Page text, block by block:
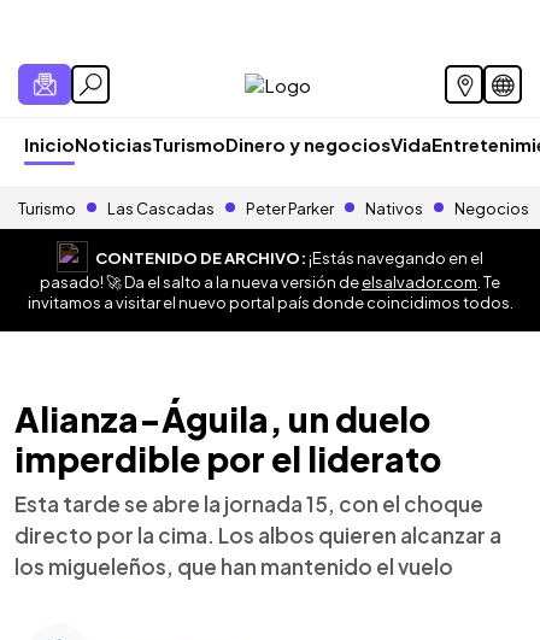
InicioNoticiasTurismoDinero y negociosVida
Turismo Las Cascadas Peter Parker Nativos Negocios
CONTENIDO DE ARCHIVO:¡Estás navegando en el
pasado! 🚀 Da el salto a la nueva versión deelsalvador.com . Te
invitamos a visitar el nuevo portal país donde coincidimos todos.
Alianza-Águila, un duelo
imperdible por el liderato
Esta tarde se abre la jornada 15, con el choque
directo por la cima. Los albos quieren alcanzar a
los migueleños, que han mantenido el vuelo